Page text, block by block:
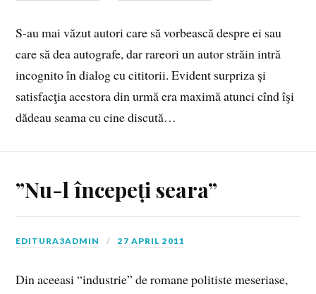
S-au mai văzut autori care să vorbească despre ei sau
care să dea autografe, dar rareori un autor străin intră
incognito în dialog cu cititorii. Evident surpriza şi
satisfacţia acestora din urmă era maximă atunci cînd îşi
dădeau seama cu cine discută…
”Nu-l începeți seara”
EDITURA3ADMIN 27 APRIL 2011
Din aceeasi “industrie” de romane politiste meseriase,